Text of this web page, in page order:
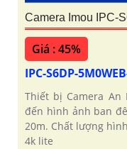
Camera Imou IPC-
Giá : 45%
IPC-S6DP-
Thiết bị Camera An
đến hình ảnh ban
20m. Chất lượng
4k lite